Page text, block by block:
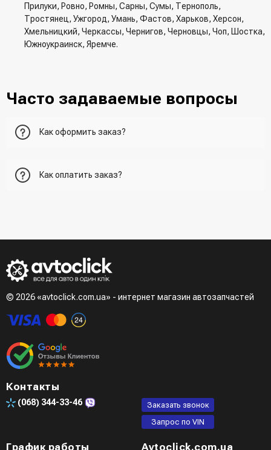
Прилуки, Ровно, Ромны, Сарны, Сумы, Тернополь,
Тростянец, Ужгород, Умань, Фастов, Харьков, Херсон,
Хмельницкий, Черкассы, Чернигов, Черновцы, Чоп, Шостка,
Южноукраинск, Яремче.
Часто задаваемые вопросы
Как оформить заказ?
корзину и указать всю необходимую информацию о
наберет менеджер для подтверждения и уточнения данных.
Третий вариант - сделать заказ по телефонном режиме
при разговоре с менеджером
Четвертый вариант - заказать через доступные
мессенджеры (viber, telegram)
Как оплатить заказ?
- LiqPay при оформлении заказа через корзину
© 2026 «avtoclick.com.ua» - интернет магазин автозапчастей
Контакты
(068) 344-33-46
Заказать звонок
Запрос по VIN
График работы Avtoclick.com.ua